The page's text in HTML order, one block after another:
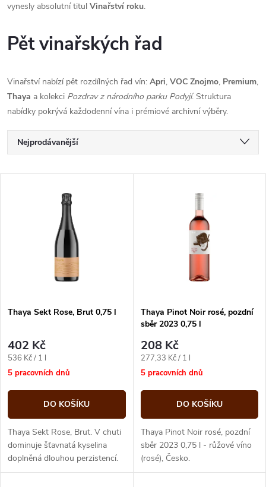
vynesly absolutní titul Vinařství roku.
Pět vinařských řad
Vinařství nabízí pět rozdílných řad vín: Apri, VOC Znojmo, Premium,
Thaya a kolekci Pozdrav z národního parku Podyjí. Struktura
nabídky pokrývá každodenní vína i prémiové archivní výběry.
Ř
a
p
r
o
d
u
k
Nejprodávanější
s
p
r
o
d
u
Thaya Sekt Rose, Brut 0,75 l
402 Kč
Měrná
cena:
536 Kč / 1 l
5 pracovních dnů
DO KOŠÍKU
Thaya Sekt Rose, Brut. V chuti
dominuje šťavnatá kyselina
doplněná dlouhou perzistencí.
Střídají se zde vjemy
Thaya Pinot Noir rosé, pozdní
sběr 2023 0,75 l
208 Kč
Měrná
cena:
277,33 Kč / 1 l
5 pracovních dnů
DO KOŠÍKU
Thaya Pinot Noir rosé, pozdní
sběr 2023 0,75 l - růžové víno
(rosé), Česko.